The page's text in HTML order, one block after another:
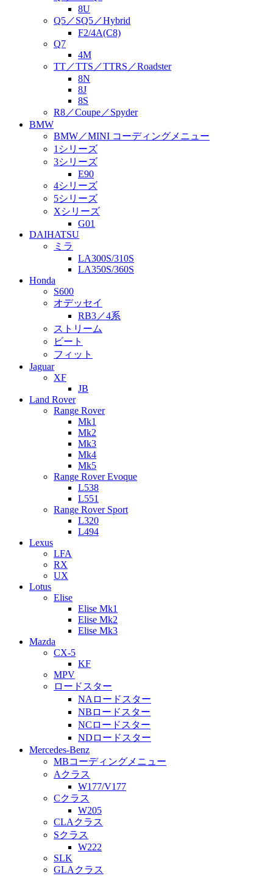
8U
Q5／SQ5／Hybrid
F2/4A(C8)
Q7
4M
TT／TTS／TTRS／Roadster
8N
8J
8S
R8／Coupe／Spyder
BMW
BMW／MINI コーディングメニュー
1シリーズ
3シリーズ
E90
4シリーズ
5シリーズ
Xシリーズ
G01
DAIHATSU
ミラ
LA300S/310S
LA350S/360S
Honda
S600
オデッセイ
RB3／4系
ストリーム
ビート
フィット
Jaguar
XF
JB
Land Rover
Range Rover
Mk1
Mk2
Mk3
Mk4
Mk5
Range Rover Evoque
L538
L551
Range Rover Sport
L320
L494
Lexus
LFA
RX
UX
Lotus
Elise
Elise Mk1
Elise Mk2
Elise Mk3
Mazda
CX-5
KF
MPV
ロードスター
NAロードスター
NBロードスター
NCロードスター
NDロードスター
Mercedes-Benz
MBコーディングメニュー
Aクラス
W177/V177
Cクラス
W205
CLAクラス
Sクラス
W222
SLK
GLAクラス